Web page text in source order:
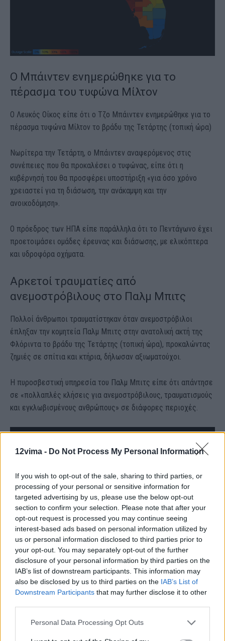
12vima - Do Not Process My Personal Information
If you wish to opt-out of the sale, sharing to third parties, or
processing of your personal or sensitive information for
targeted advertising by us, please use the below opt-out
section to confirm your selection. Please note that after your
opt-out request is processed you may continue seeing
interest-based ads based on personal information utilized by
us or personal information disclosed to third parties prior to
your opt-out. You may separately opt-out of the further
disclosure of your personal information by third parties on the
IAB’s list of downstream participants. This information may
also be disclosed by us to third parties on the IAB’s List of
Downstream Participants that may further disclose it to other
Personal Data Processing Opt Outs
Ο Μπάιντεν ενημερώθηκε για το
πέρασμα του τυφώνα Μίλτον
Ο Λευκός Οίκος είπε ότι ο Τζο Μπάιντεν ενημερώθηκε για το
πέρασμα τυφώνα Μίλτον το βράδυ της Τετάρτης (τοπική ώρα)
Νωρίτερα την Τετάρτη, ο Μπάιντεν αναφερόμενος στις
συνέπειες που θα προκαλέσει ο τυφώνας, είπε ότι η
κυβέρνησή του θα προσφέρει υποστήριξη «για όσο χρόνο
χρειαστεί για τη διάσωση, την ανάκαμψη και την
ανοικοδόμηση».
Ο πρόεδρος των ΗΠΑ είπε παράλληλα ότι το Πεντάγωνο έχει
προετοιμάσει ομάδες έρευνας και διάσωσης, με ελικόπτερα
και υδροφόρα οχήματα.
Αρκετοί τραυματίες από
ανεμοστρόβιλους στο Παλμ Μπιτς
Πολλοί άνθρωποι τραυματίστηκαν όταν ανεμοστρόβιλοι
έπληξαν την κομητεία Παλμ Μπιτς στην ανατολική ακτή της
Φλόριντα το βράδυ της Τετάρτης (τοπική ώρα), προκαλώντας
ζημιές σε σπίτια και κτήρια, δήλωσαν αξιωματούχοι.
Η πυροσβεστική υπηρεσία του Παλμ Μπιτς είπε ότι απάντησε
σε «πολλαπλές κλήσεις για ανεμοστρόβιλους, τραυματισμούς
και εγκλωβισμένους ανθρώπους» σε διάφορες περιοχές.
«Τα συνεργεία μας στο σημείο ανέφεραν πολλά
κατεστραμμένα σπίτια, οχήματα και συντρίμμια σε όλη την
περιοχή», ανέφερε η πυροσβεστική σε δελτίο Τύπου.